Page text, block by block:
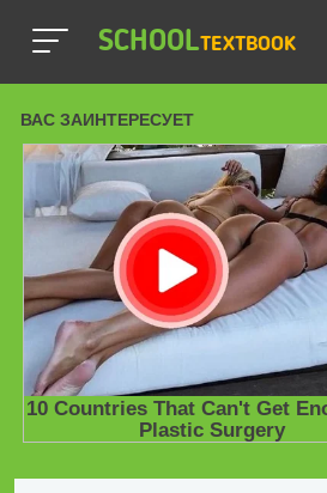
SCHOOLTEXTBOOK